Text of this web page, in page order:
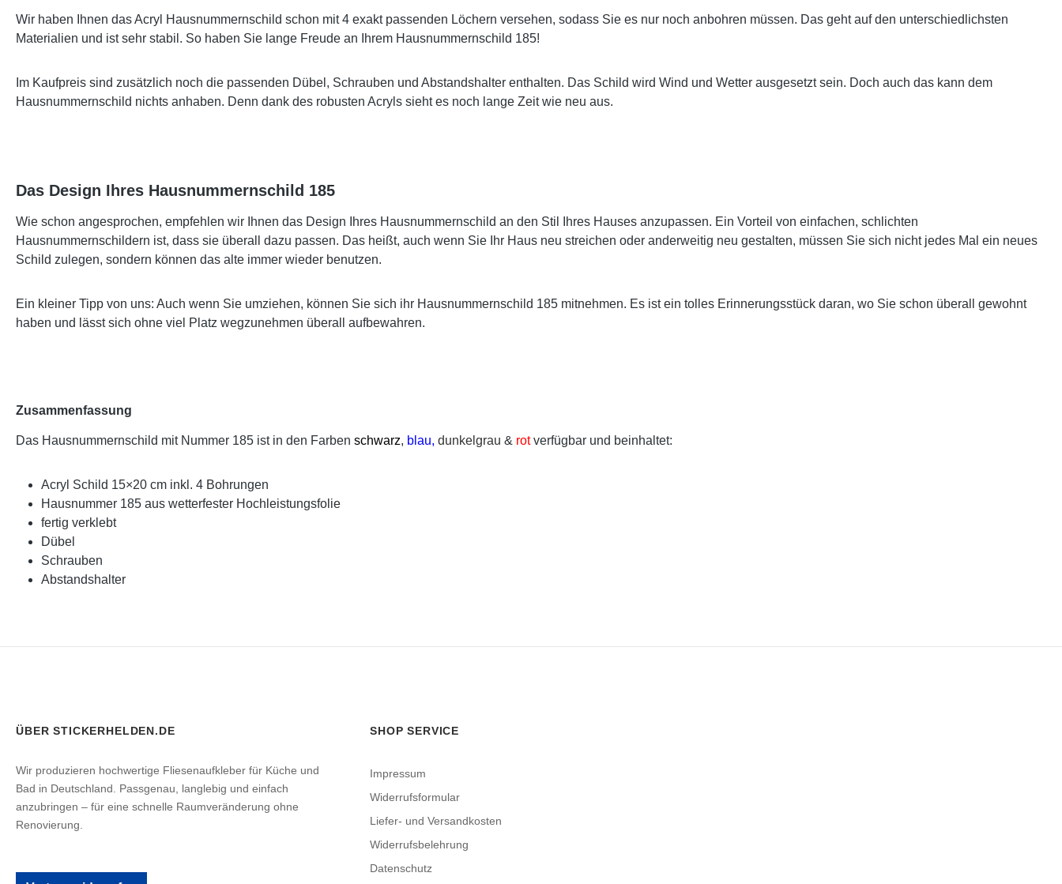
Wir haben Ihnen das Acryl Hausnummernschild schon mit 4 exakt passenden Löchern versehen, sodass Sie es nur noch anbohren müssen. Das geht auf den unterschiedlichsten
Materialien und ist sehr stabil. So haben Sie lange Freude an Ihrem Hausnummernschild 185!
Im Kaufpreis sind zusätzlich noch die passenden Dübel, Schrauben und Abstandshalter enthalten. Das Schild wird Wind und Wetter ausgesetzt sein. Doch auch das kann dem
Hausnummernschild nichts anhaben. Denn dank des robusten Acryls sieht es noch lange Zeit wie neu aus.
Das Design Ihres Hausnummernschild 185
Wie schon angesprochen, empfehlen wir Ihnen das Design Ihres Hausnummernschild an den Stil Ihres Hauses anzupassen. Ein Vorteil von einfachen, schlichten
Hausnummernschildern ist, dass sie überall dazu passen. Das heißt, auch wenn Sie Ihr Haus neu streichen oder anderweitig neu gestalten, müssen Sie sich nicht jedes Mal ein neues
Schild zulegen, sondern können das alte immer wieder benutzen.
Ein kleiner Tipp von uns: Auch wenn Sie umziehen, können Sie sich ihr Hausnummernschild 185 mitnehmen. Es ist ein tolles Erinnerungsstück daran, wo Sie schon überall gewohnt
haben und lässt sich ohne viel Platz wegzunehmen überall aufbewahren.
Zusammenfassung
Das Hausnummernschild mit Nummer 185 ist in den Farben schwarz, blau, dunkelgrau & rotverfügbar und beinhaltet:
Acryl Schild 15×20 cm inkl. 4 Bohrungen
Hausnummer 185 aus wetterfester Hochleistungsfolie
fertig verklebt
Dübel
Schrauben
Abstandshalter
ÜBER STICKERHELDEN.DE
Wir produzieren hochwertige Fliesenaufkleber für Küche und
Bad in Deutschland. Passgenau, langlebig und einfach
anzubringen – für eine schnelle Raumveränderung ohne
Renovierung.
SHOP SERVICE
Impressum
Widerrufsformular
Liefer- und Versandkosten
Widerrufsbelehrung
Datenschutz